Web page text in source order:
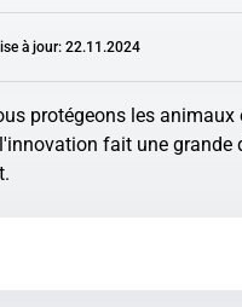
à jour: 22.11.2024
protégeons les
fait une